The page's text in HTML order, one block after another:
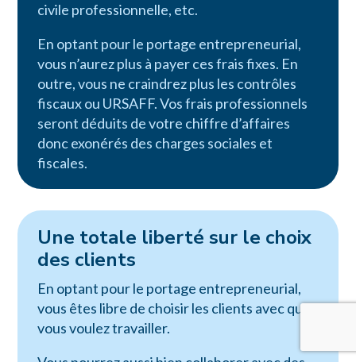
civile professionnelle, etc.
En optant pour le portage entrepreneurial,
vous n’aurez plus à payer ces frais fixes. En
outre, vous ne craindrez plus les contrôles
fiscaux ou URSAFF. Vos frais professionnels
seront déduits de votre chiffre d’affaires
donc exonérés des charges sociales et
fiscales.
Une totale liberté sur le choix
des clients
En optant pour le portage entrepreneurial,
vous êtes libre de choisir les clients avec qui
vous voulez travailler.